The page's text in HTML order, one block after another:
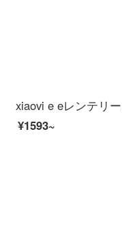
¥1593~